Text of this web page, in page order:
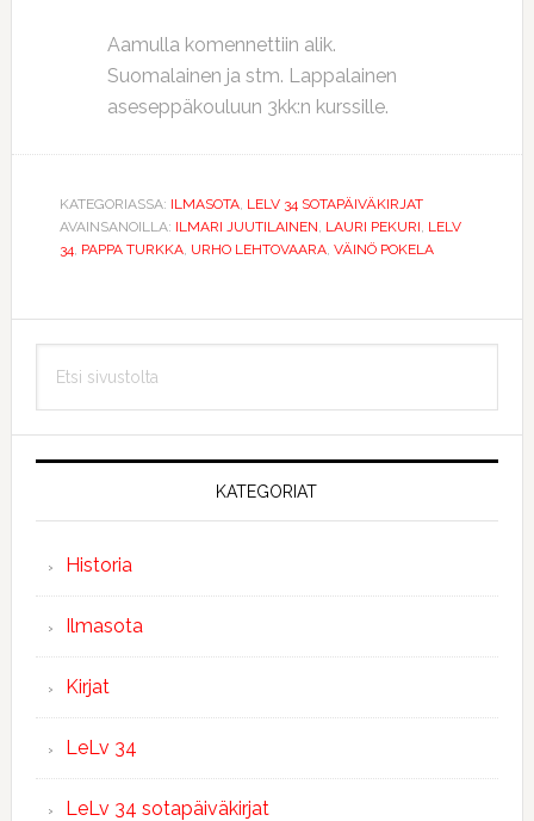
Aamulla komennettiin alik.
Suomalainen ja stm. Lappalainen
aseseppäkouluun 3kk:n kurssille.
KATEGORIASSA: ILMASOTA, LELV 34 SOTAPÄIVÄKIRJAT
AVAINSANOILLA: ILMARI JUUTILAINEN, LAURI PEKURI, LELV
34, PAPPA TURKKA, URHO LEHTOVAARA, VÄINÖ POKELA
Ensisijainen
sivupalkki
sivustolta
KATEGORIAT
Historia
Ilmasota
Kirjat
LeLv 34
LeLv 34 sotapäiväkirjat